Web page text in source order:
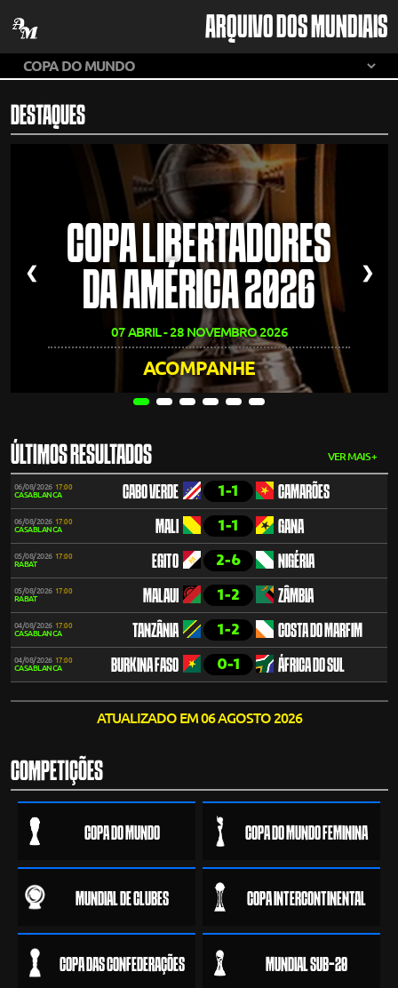
ARQUIVO DOS MUNDIAIS
DESTAQUES
COPA LIBERTADORES
DA AMÉRICA 2026
07 ABRIL - 28 NOVEMBRO 2026
ACOMPANHE
❮ ❯
ÚLTIMOS RESULTADOS VER MAIS +
06/08/2026 17:00
CASABLANCA CABO VERDE 1-1 CAMARÕES
06/08/2026 17:00
CASABLANCA MALI 1-1 GANA
05/08/2026 17:00
RABAT EGITO 2-6 NIGÉRIA
05/08/2026 17:00
RABAT MALAUI 1-2 ZÂMBIA
04/08/2026 17:00
CASABLANCA TANZÂNIA 1-2 COSTA DO MARFIM
04/08/2026 17:00
CASABLANCA BURKINA FASO 0-1 ÁFRICA DO SUL
ATUALIZADO EM 06 AGOSTO 2026
COMPETIÇÕES
COPA DO MUNDO COPA DO MUNDO FEMININA
MUNDIAL DE CLUBES COPA INTERCONTINENTAL
COPA DAS CONFEDERAÇÕES MUNDIAL SUB-20